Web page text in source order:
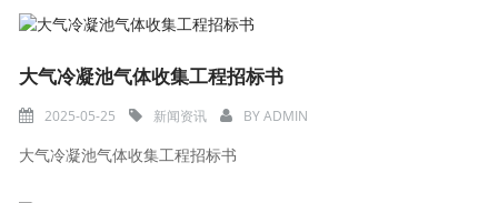
大气冷凝池气体收集工程招标书
2025-05-25 新闻资讯 BYADMIN
大气冷凝池气体收集工程招标书